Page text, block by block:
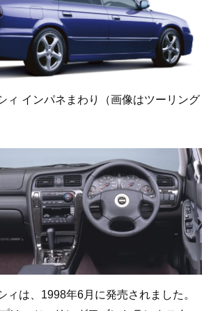
ィ インパネまわり（画像はツーリング
ィは、1998年6月に発売されました。